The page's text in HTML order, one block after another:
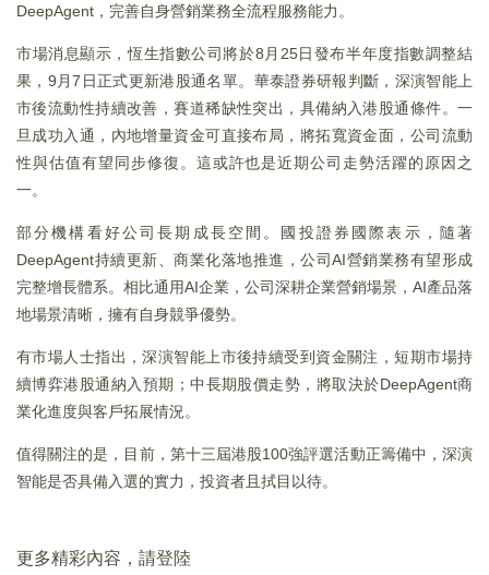
DeepAgent，完善自身營銷業務全流程服務能力。
市場消息顯示，恆生指數公司將於8月25日發布半年度指數調整結
果，9月7日正式更新港股通名單。華泰證券研報判斷，深演智能上
市後流動性持續改善，賽道稀缺性突出，具備納入港股通條件。一
旦成功入通，內地增量資金可直接布局，將拓寬資金面，公司流動
性與估值有望同步修復。這或許也是近期公司走勢活躍的原因之
一。
部分機構看好公司長期成長空間。國投證券國際表示，隨著
DeepAgent持續更新、商業化落地推進，公司AI營銷業務有望形成
完整增長體系。相比通用AI企業，公司深耕企業營銷場景，AI產品落
地場景清晰，擁有自身競爭優勢。
有市場人士指出，深演智能上市後持續受到資金關注，短期市場持
續博弈港股通納入預期；中長期股價走勢，將取決於DeepAgent商
業化進度與客戶拓展情況。
值得關注的是，目前，第十三屆港股100強評選活動正籌備中，深演
智能是否具備入選的實力，投資者且拭目以待。
更多精彩內容，請登陸